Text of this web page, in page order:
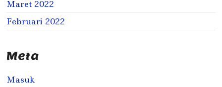
Maret 2022
Februari 2022
Meta
Masuk